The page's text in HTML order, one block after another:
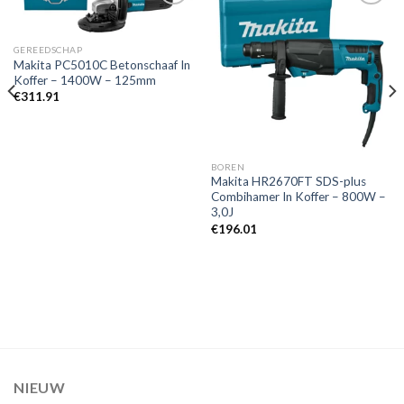
aan
verlanglijst
GEREEDSCHAP
Makita PC5010C Betonschaaf In
Koffer – 1400W – 125mm
€311.91
Toevoegen
aan
verlanglijst
BOREN
Makita HR2670FT SDS-plus
Combihamer In Koffer – 800W –
3,0J
€196.01
NIEUW